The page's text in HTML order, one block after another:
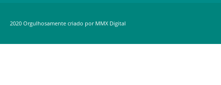
2020 Orgulhosamente criado por MMX Digital